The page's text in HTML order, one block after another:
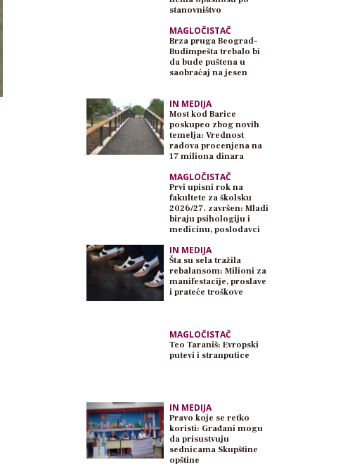
stanovništvo
MAGLOČISTAČ
Brza pruga Beograd–
Budimpešta trebalo bi
da bude puštena u
saobraćaj na jesen
IN MEDIJA
Most kod Barice
poskupeo zbog novih
temelja: Vrednost
radova procenjena na
17 miliona dinara
MAGLOČISTAČ
Prvi upisni rok na
fakultete za školsku
2026/27. završen: Mladi
biraju psihologiju i
medicinu, poslodavci
IN MEDIJA
Šta su sela tražila
rebalansom: Milioni za
manifestacije, proslave
i prateće troškove
MAGLOČISTAČ
Teo Taraniš: Evropski
putevi i stranputice
IN MEDIJA
Pravo koje se retko
koristi: Građani mogu
da prisustvuju
sednicama Skupštine
opštine